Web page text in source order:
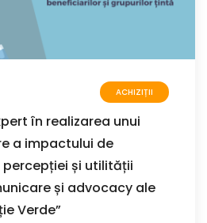
ACHIZIȚII
în realizarea unui
a impactului de
percepției și utilității
și advocacy ale
Verde”